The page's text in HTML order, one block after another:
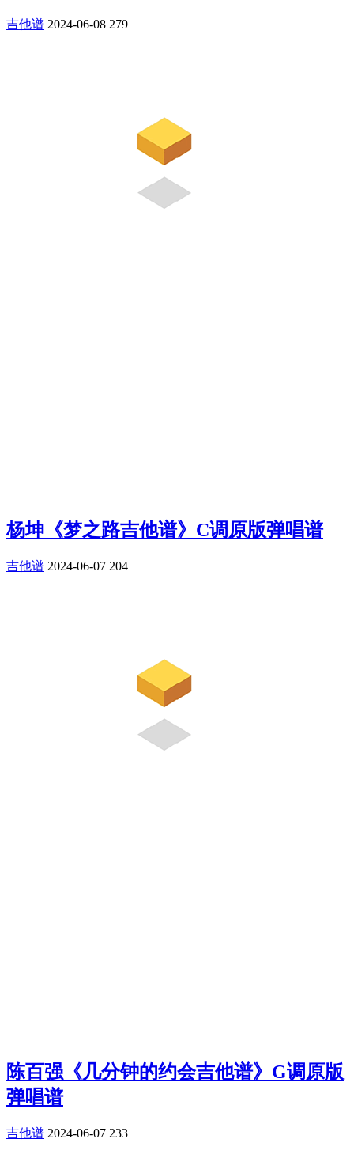
吉他谱 2024-06-08 279
杨坤《梦之路吉他谱》C调原版弹唱谱
吉他谱 2024-06-07 204
陈百强《几分钟的约会吉他谱》G调原版
弹唱谱
吉他谱 2024-06-07 233